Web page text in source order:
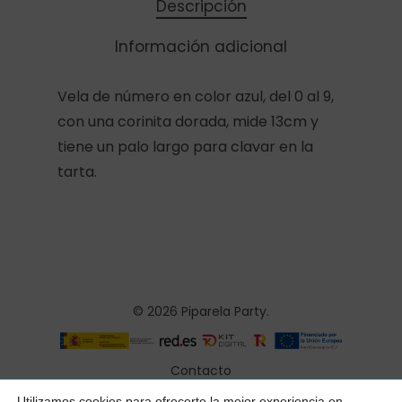
Descripción
Información adicional
Vela de número en color azul, del 0 al 9,
con una corinita dorada, mide 13cm y
tiene un palo largo para clavar en la
tarta.
© 2026 Piparela Party.
Contacto